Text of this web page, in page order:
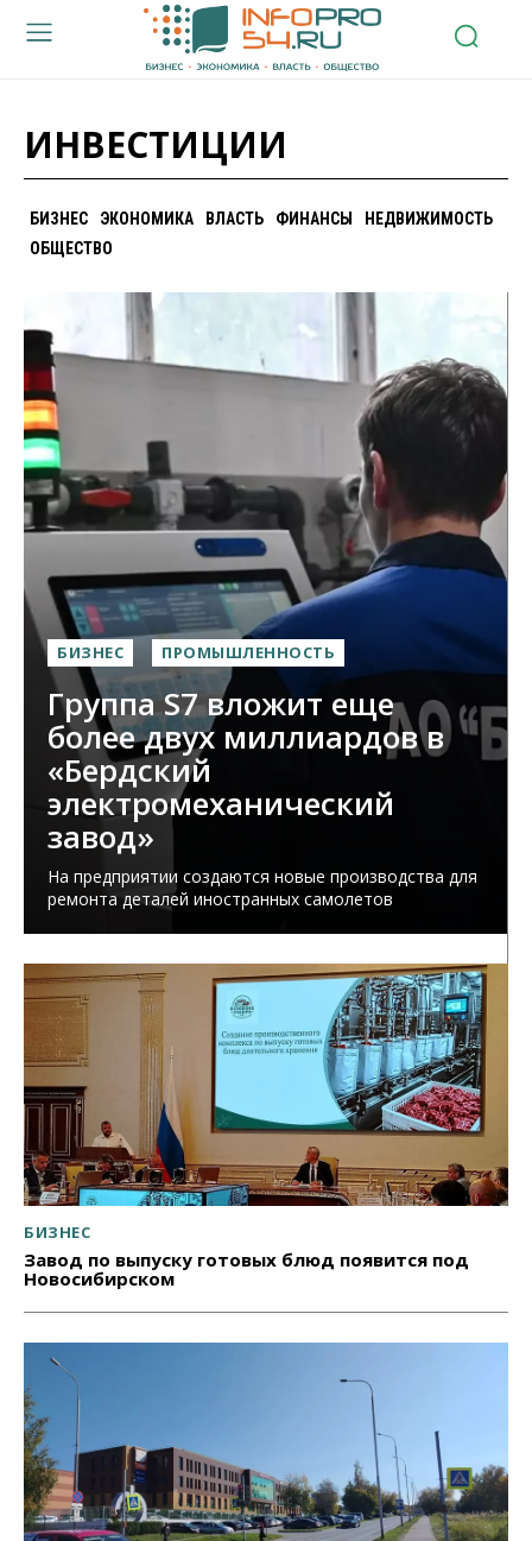
ИНВЕСТИЦИИ
БИЗНЕС ЭКОНОМИКА ВЛАСТЬ ФИНАНСЫ
НЕДВИЖИМОСТЬ
ОБЩЕСТВО
БИЗНЕС ПРОМЫШЛЕННОСТЬ
Группа S7 вложит еще
более двух миллиардов в
«Бердский
электромеханический
завод»
На предприятии создаются новые производства для
ремонта деталей иностранных самолетов
БИЗНЕС
Завод по выпуску готовых блюд появится под
Новосибирском